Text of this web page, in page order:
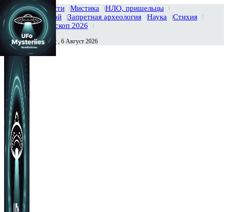
Главная Новости Мистика
НЛО, пришельцы
Тайны вселенной
Запретная археология Наука
Стихия
История
Гороскоп 2026
Сегодня Четверг , 6 Август 2026